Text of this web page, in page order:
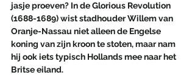
jasje proeven? In de Glorious Revolution
(1688-1689) wist stadhouder Willem van
Oranje-Nassau niet alleen de Engelse
koning van zijn kroon te stoten, maar nam
hij ook iets typisch Hollands mee naar het
Britse eiland.